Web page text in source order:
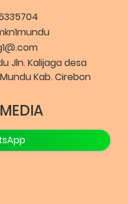
Jln. Kalijaga desa
Kab. Cirebon